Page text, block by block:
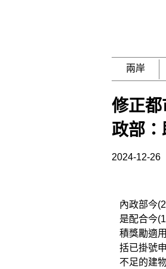
兩岸
修正
政部
2024-12-26
內政部今
是配合今
積獎勵適
括已掛號
不足的建